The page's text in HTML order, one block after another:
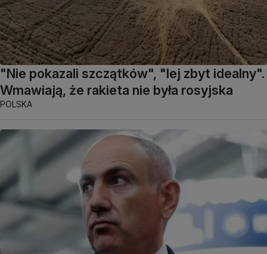
"Nie pokazali szczątków", "lej zbyt idealny".
Wmawiają, że rakieta nie była rosyjska
POLSKA